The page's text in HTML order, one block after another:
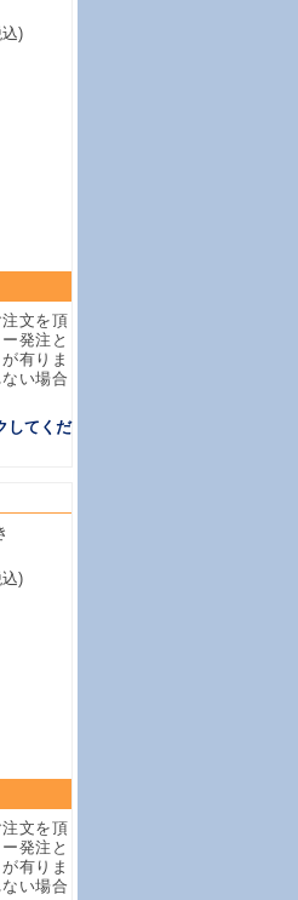
)
文を頂
発注と
有りま
い場合
してくだ
)
文を頂
発注と
有りま
い場合